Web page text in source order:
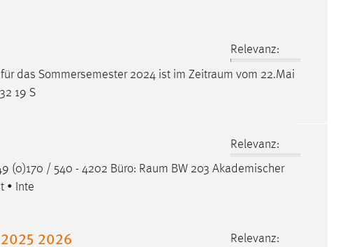
Relevanz:
das Sommersemester 2024 ist im Zeitraum vom 22.Mai
19 S
Relevanz:
(0)170 / 540 - 4202 Büro: Raum BW 203 Akademischer
• Inte
2026 Relevanz: